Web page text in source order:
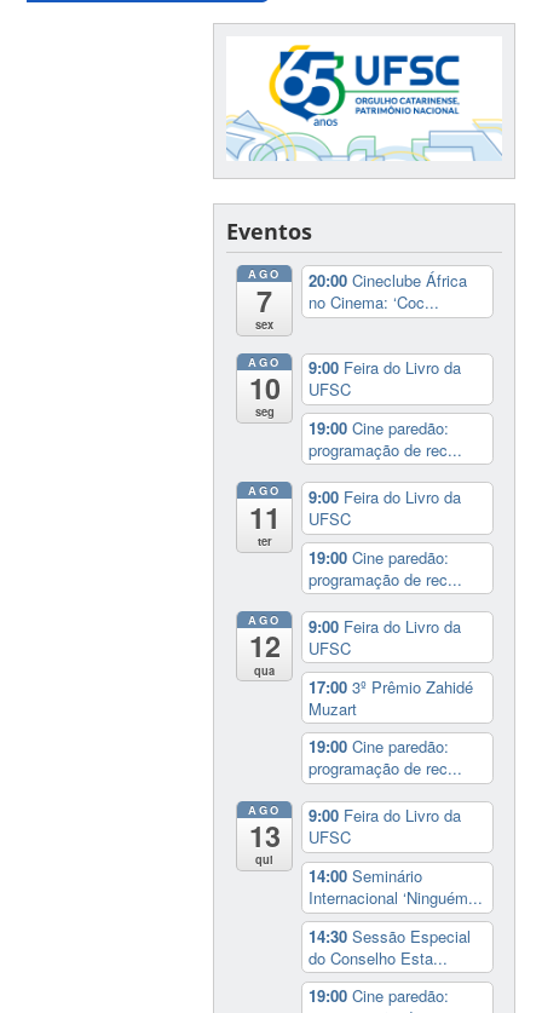
Eventos
AGO
7
sex
20:00Cineclube África
no Cinema: ‘Coc...
AGO
10
seg
9:00 Feira do Livro da
UFSC
19:00Cine paredão:
programação de rec...
AGO
11
ter
9:00 Feira do Livro da
UFSC
19:00Cine paredão:
programação de rec...
AGO
12
qua
9:00 Feira do Livro da
UFSC
17:003º Prêmio Zahidé
Muzart
19:00Cine paredão:
programação de rec...
AGO
13
qui
9:00 Feira do Livro da
UFSC
14:00Seminário
Internacional ‘Ninguém...
14:30Sessão Especial
do Conselho Esta...
19:00Cine paredão: